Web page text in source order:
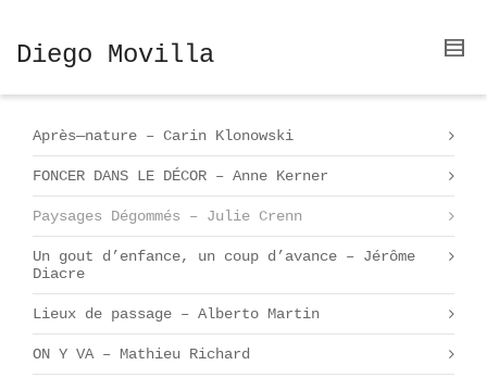
Diego Movilla
Après—nature – Carin Klonowski
FONCER DANS LE DÉCOR – Anne Kerner
Paysages Dégommés – Julie Crenn
Un gout d’enfance, un coup d’avance – Jérôme
Diacre
Lieux de passage – Alberto Martin
ON Y VA – Mathieu Richard